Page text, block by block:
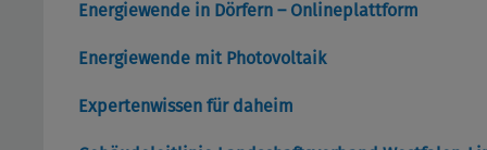
Energiewende in Dörfern – Onlineplattform
Energiewende mit Photovoltaik
Expertenwissen für daheim